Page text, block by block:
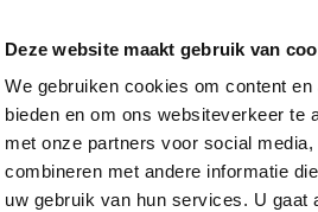
Deze website maakt gebruik van
We gebruiken cookies om content
bieden en om ons websiteverkeer te
met onze partners voor social
combineren met andere informatie
uw gebruik van hun services. U
ReferentiesOver ons Contact